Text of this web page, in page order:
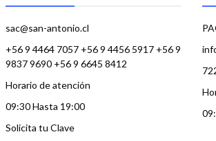
sac@san-antonio.cl
+56 9 4464 7057 +56 9 4456 5917 +56 9
9837 9690 +56 9 6645 8412
Horario de atención
09:30 Hasta 19:00
Solicita tu Clave